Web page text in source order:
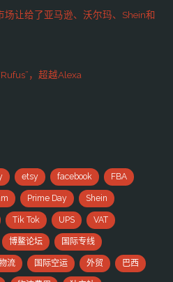
场让给了亚马逊、沃尔玛、Shein和
，超越Alexa
etsy facebook FBA
Prime Day Shein
Tik Tok UPS VAT
博鳌论坛 国际专线
流 国际空运 外贸 巴西